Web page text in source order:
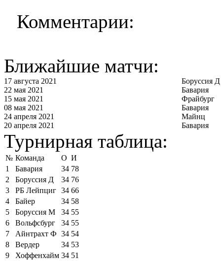
Комментарии:
Ближайшие матчи:
17 августа 2021
Боруссия Д
22 мая 2021
Бавария
15 мая 2021
Фрайбург
08 мая 2021
Бавария
24 апреля 2021
Майнц
20 апреля 2021
Бавария
Турнирная таблица:
№ Команда О И
1
Бавария 34 78
2
Боруссия Д 34 76
3
РБ Лейпциг 34 66
4
Байер 34 58
5
Боруссия М 34 55
6
Вольфсбург 34 55
7
Айнтрахт Ф 34 54
8
Вердер 34 53
9
Хоффенхайм 34 51